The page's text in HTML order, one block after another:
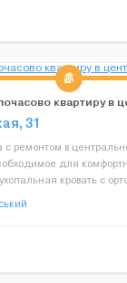
квартиру в
31
с ремонтом в
для
кровать с
белье и полотенца,